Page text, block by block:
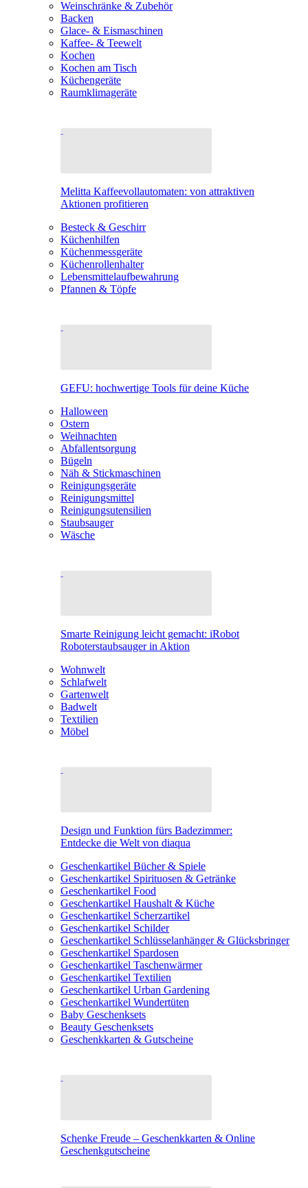
Weinschränke & Zubehör
Backen
Glace- & Eismaschinen
Kaffee- & Teewelt
Kochen
Kochen am Tisch
Küchengeräte
Raumklimageräte
Melitta Kaffeevollautomaten: von attraktiven
Aktionen profitieren
Besteck & Geschirr
Küchenhilfen
Küchenmessgeräte
Küchenrollenhalter
Lebensmittelaufbewahrung
Pfannen & Töpfe
GEFU: hochwertige Tools für deine Küche
Halloween
Ostern
Weihnachten
Abfallentsorgung
Bügeln
Näh & Stickmaschinen
Reinigungsgeräte
Reinigungsmittel
Reinigungsutensilien
Staubsauger
Wäsche
Smarte Reinigung leicht gemacht: iRobot
Roboterstaubsauger in Aktion
Wohnwelt
Schlafwelt
Gartenwelt
Badwelt
Textilien
Möbel
Design und Funktion fürs Badezimmer:
Entdecke die Welt von diaqua
Geschenkartikel Bücher & Spiele
Geschenkartikel Spirituosen & Getränke
Geschenkartikel Food
Geschenkartikel Haushalt & Küche
Geschenkartikel Scherzartikel
Geschenkartikel Schilder
Geschenkartikel Schlüsselanhänger & Glücksbringer
Geschenkartikel Spardosen
Geschenkartikel Taschenwärmer
Geschenkartikel Textilien
Geschenkartikel Urban Gardening
Geschenkartikel Wundertüten
Baby Geschenksets
Beauty Geschenksets
Geschenkkarten & Gutscheine
Schenke Freude – Geschenkkarten & Online
Geschenkgutscheine